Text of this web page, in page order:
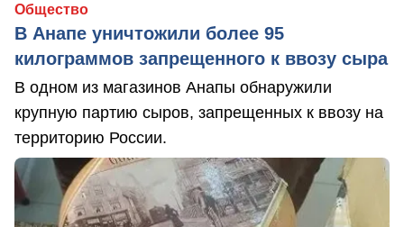
Общество
В Анапе уничтожили более 95
килограммов запрещенного к ввозу сыра
В одном из магазинов Анапы обнаружили
крупную партию сыров, запрещенных к ввозу на
территорию России.